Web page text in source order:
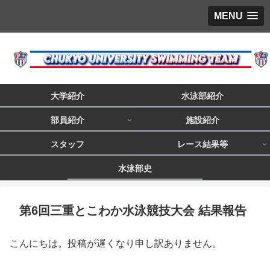
MENU
大学紹介 水泳部紹介
部員紹介 施設紹介
スタッフ レース結果等
水泳部史
第6回三重とこわか水泳競技大会 結果報告
こんにちは。投稿が遅くなり申し訳ありません。